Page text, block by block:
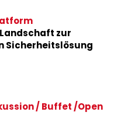
zur
Sicherheitslösung
/ Buffet /Open